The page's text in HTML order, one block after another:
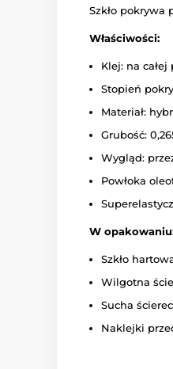
Szkło pokrywa
Właściwości:
Klej: na
Stopień
Materiał:
Grubość:
Wygląd:
Powłoka
W
Szkło
Wilgotna
Sucha
Naklejki